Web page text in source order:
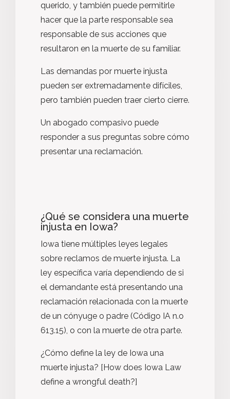
querido, y también puede permitirle
hacer que la parte responsable sea
responsable de sus acciones que
resultaron en la muerte de su familiar.
Las demandas por muerte injusta
pueden ser extremadamente difíciles,
pero también pueden traer cierto cierre.
Un abogado compasivo puede
responder a sus preguntas sobre cómo
presentar una reclamación.
¿Qué se considera una muerte
injusta en Iowa?
Iowa tiene múltiples leyes legales
sobre reclamos de muerte injusta. La
ley específica varía dependiendo de si
el demandante está presentando una
reclamación relacionada con la muerte
de un cónyuge o padre (Código IA n.o
613.15), o con la muerte de otra parte.
¿Cómo define la ley de Iowa una
muerte injusta? [How does Iowa Law
define a wrongful death?]